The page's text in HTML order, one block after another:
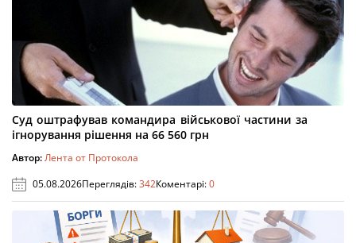
Суд оштрафував командира військової частини за
ігнорування рішення на 66 560 грн
Автор:Лента от Протокола
05.08.2026Переглядів:342Коментарі:0